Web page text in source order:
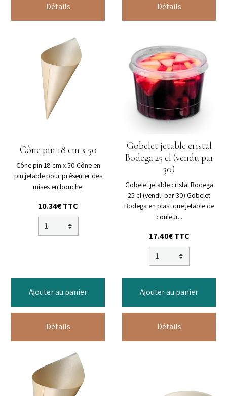
Détails Détails
Cône pin 18 cm x 50
Cône pin 18 cm x 50 Cône en
pin jetable pour présenter des
mises en bouche.
10.34€ TTC
Ajouter au panier
Détails
Gobelet jetable cristal
Bodega 25 cl (vendu par
30)
Gobelet jetable cristal Bodega
25 cl (vendu par 30) Gobelet
Bodega en plastique jetable de
couleur...
17.40€ TTC
Ajouter au panier
Détails